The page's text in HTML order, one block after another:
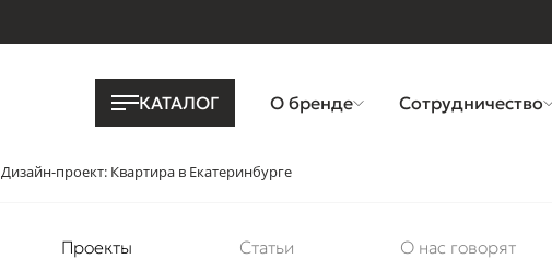
КАТАЛОГ О бренде Сотрудничество
Дизайн-проект: Квартира в Екатеринбурге
Проекты Статьи О нас говорят